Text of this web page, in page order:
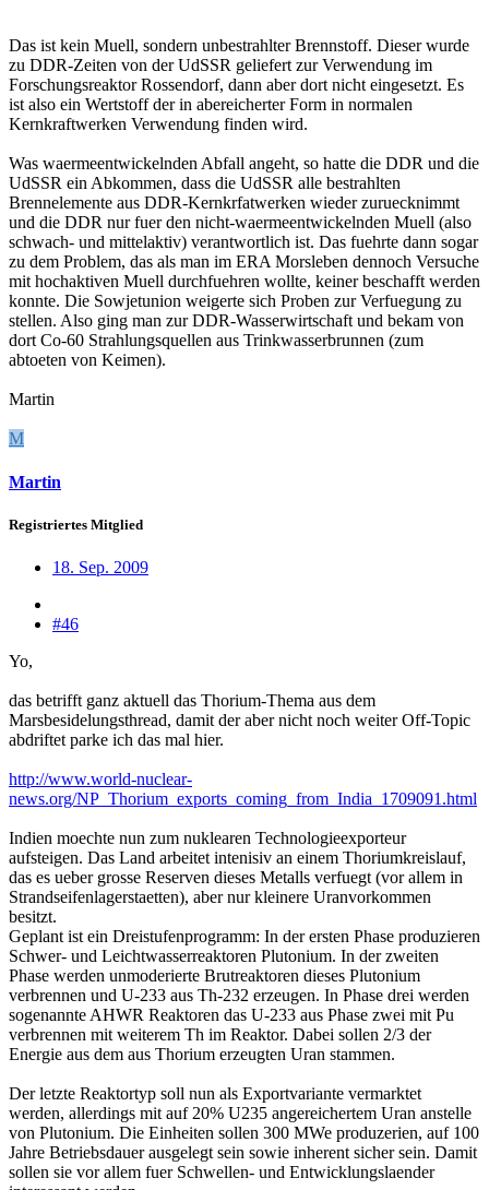
Das ist kein Muell, sondern unbestrahlter Brennstoff. Dieser wurde
zu DDR-Zeiten von der UdSSR geliefert zur Verwendung im
Forschungsreaktor Rossendorf, dann aber dort nicht eingesetzt. Es
ist also ein Wertstoff der in abereicherter Form in normalen
Kernkraftwerken Verwendung finden wird.
Was waermeentwickelnden Abfall angeht, so hatte die DDR und die
UdSSR ein Abkommen, dass die UdSSR alle bestrahlten
Brennelemente aus DDR-Kernkrfatwerken wieder zuruecknimmt
und die DDR nur fuer den nicht-waermeentwickelnden Muell (also
schwach- und mittelaktiv) verantwortlich ist. Das fuehrte dann sogar
zu dem Problem, das als man im ERA Morsleben dennoch Versuche
mit hochaktiven Muell durchfuehren wollte, keiner beschafft werden
konnte. Die Sowjetunion weigerte sich Proben zur Verfuegung zu
stellen. Also ging man zur DDR-Wasserwirtschaft und bekam von
dort Co-60 Strahlungsquellen aus Trinkwasserbrunnen (zum
abtoeten von Keimen).
Martin
M
Martin
Registriertes Mitglied
18. Sep. 2009
#46
Yo,
das betrifft ganz aktuell das Thorium-Thema aus dem
Marsbesidelungsthread, damit der aber nicht noch weiter Off-Topic
abdriftet parke ich das mal hier.
http://www.world-nuclear-
news.org/NP_Thorium_exports_coming_from_India_1709091.html
Indien moechte nun zum nuklearen Technologieexporteur
aufsteigen. Das Land arbeitet intenisiv an einem Thoriumkreislauf,
das es ueber grosse Reserven dieses Metalls verfuegt (vor allem in
Strandseifenlagerstaetten), aber nur kleinere Uranvorkommen
besitzt.
Geplant ist ein Dreistufenprogramm: In der ersten Phase produzieren
Schwer- und Leichtwasserreaktoren Plutonium. In der zweiten
Phase werden unmoderierte Brutreaktoren dieses Plutonium
verbrennen und U-233 aus Th-232 erzeugen. In Phase drei werden
sogenannte AHWR Reaktoren das U-233 aus Phase zwei mit Pu
verbrennen mit weiterem Th im Reaktor. Dabei sollen 2/3 der
Energie aus dem aus Thorium erzeugten Uran stammen.
Der letzte Reaktortyp soll nun als Exportvariante vermarktet
werden, allerdings mit auf 20% U235 angereichertem Uran anstelle
von Plutonium. Die Einheiten sollen 300 MWe produzerien, auf 100
Jahre Betriebsdauer ausgelegt sein sowie inherent sicher sein. Damit
sollen sie vor allem fuer Schwellen- und Entwicklungslaender